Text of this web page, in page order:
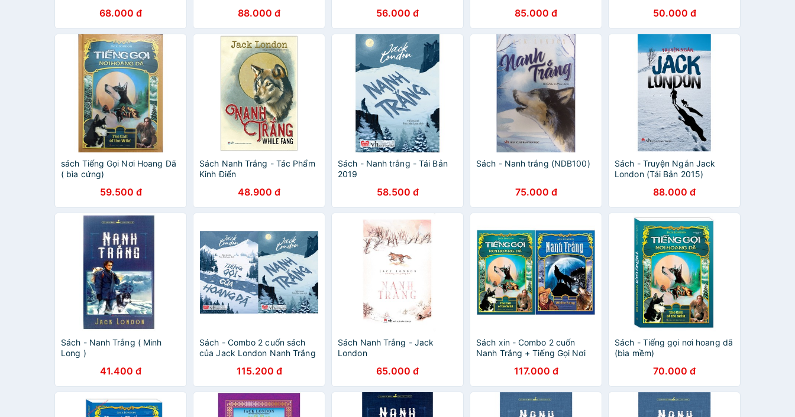
68.000 đ 88.000 đ 56.000 đ 85.000 đ 50.000 đ
sách Tiếng Gọi Nơi Hoang Dã
( bìa cứng)
59.500 đ
Sách Nanh Trắng - Tác Phẩm
Kinh Điển
48.900 đ
Sách - Nanh trắng - Tái Bản
2019
58.500 đ
Sách - Nanh trắng (NDB100)
75.000 đ
Sách - Truyện Ngắn Jack
London (Tái Bản 2015)
88.000 đ
Sách - Nanh Trắng ( Minh
Long )
41.400 đ
Sách - Combo 2 cuốn sách
của Jack London Nanh Trắng
115.200 đ
Sách Nanh Trắng - Jack
London
65.000 đ
Sách xin - Combo 2 cuốn
Nanh Trắng + Tiếng Gọi Nơi
117.000 đ
Sách - Tiếng gọi nơi hoang dã
(bìa mềm)
70.000 đ